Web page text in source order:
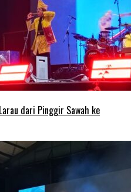
dari Pinggir Sawah ke